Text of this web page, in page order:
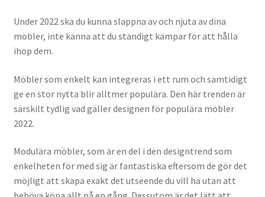
Under 2022 ska du kunna slappna av och njuta av dina
möbler, inte känna att du ständigt kämpar för att hålla
ihop dem.
Möbler som enkelt kan integreras i ett rum och samtidigt
ge en stor nytta blir alltmer populära. Den här trenden är
särskilt tydlig vad gäller designen för populära möbler
2022.
Modulära möbler, som är en del i den designtrend som
enkelheten för med sig är fantastiska eftersom de gör det
möjligt att skapa exakt det utseende du vill ha utan att